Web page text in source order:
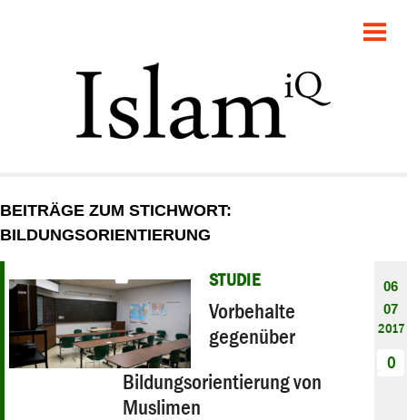
GESELLSCHAFT
STARTSEITE
PANORAMA
BEITRÄGE ZUM STICHWORT:
BILDUNGSORIENTIERUNG
STUDIE
Vorbehalte
gegenüber
Bildungsorientierung von
Muslimen
06
07
2017
0